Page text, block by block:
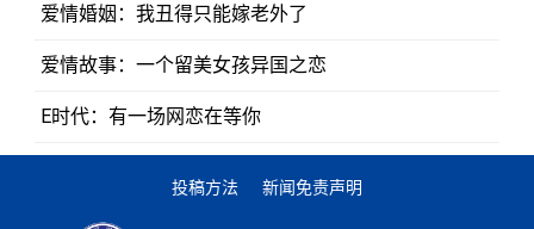
爱情婚姻：我丑得只能嫁老外了
爱情故事：一个留美女孩异国之恋
E时代：有一场网恋在等你
投稿方法 新闻免责声明